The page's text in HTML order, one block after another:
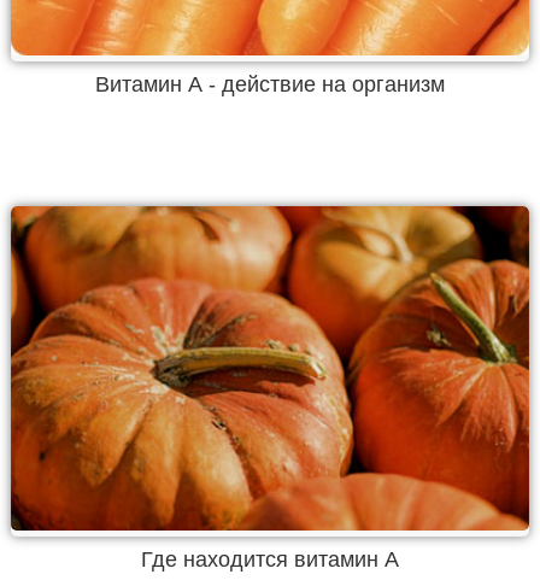
Витамин А - действие на организм
Где находится витамин А